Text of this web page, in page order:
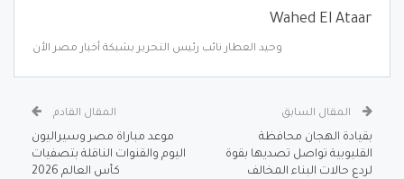
Wahed El Ataar
وحيد العطار نائب رئيس التحرير بشبكة أخبار مصر الأن
المقال السابق
بقيادة الهجان محافظة
القليوبية تواصل تصديها بقوة
لردع حالات البناء المخالف
المقال القادم
موعد مباراة مصر وسيراليون
اليوم والقنوات الناقلة بتصفيات
كأس العالم 2026